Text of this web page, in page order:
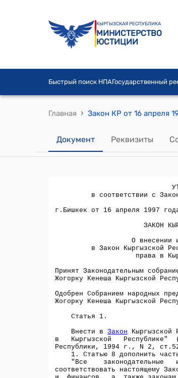
КЫРГЫЗСКАЯ РЕСПУБЛИКА
МИНИСТЕРСТВО
ЮСТИЦИИ
Быстрый поиск НПАГосударственный
Главная ›
Документ Реквизиты